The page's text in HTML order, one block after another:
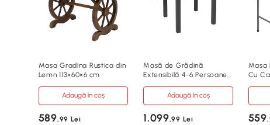
Masa Gradina Rustica din
Lemn 113×60×6 cm
Adaugă în coș
589,99 Lei
Masă de Grădină
Extensibilă 4-6 Persoane
Adaugă în coș
1.099,99 Lei
Masa
Cu
559